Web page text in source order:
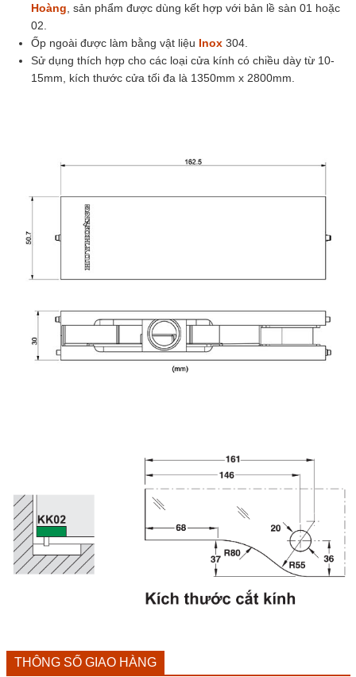
Hoàng , sản phẩm được dùng kết hợp với bản lề sàn 01 hoặc
02.
Ốp ngoài được làm bằng vật liệu Inox304.
Sử dụng thích hợp cho các loại cửa kính có chiều dày từ 10-
15mm, kích thước cửa tối đa là 1350mm x 2800mm.
THÔNG SỐ GIAO HÀNG